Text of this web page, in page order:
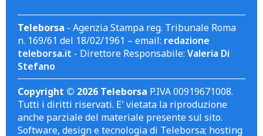
Teleborsa - Agenzia Stampa reg. Tribunale Roma
n. 169/61 del 18/02/1961 – email: redazione
teleborsa.it - Direttore Responsabile: Valeria Di
Stefano
Copyright © 2026 Teleborsa P.IVA 00919671008.
Tutti i diritti riservati. E' vietata la riproduzione
anche parziale del materiale presente sul sito.
Software, design e tecnologia di Teleborsa; hosting